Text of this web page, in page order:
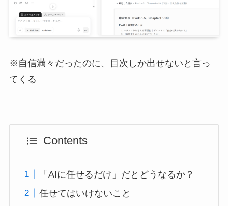
※自信満々だったのに、目次しか出せないと言っ
てくる
Contents
「AIに任せるだけ」だとどうなるか？
任せてはいけないこと